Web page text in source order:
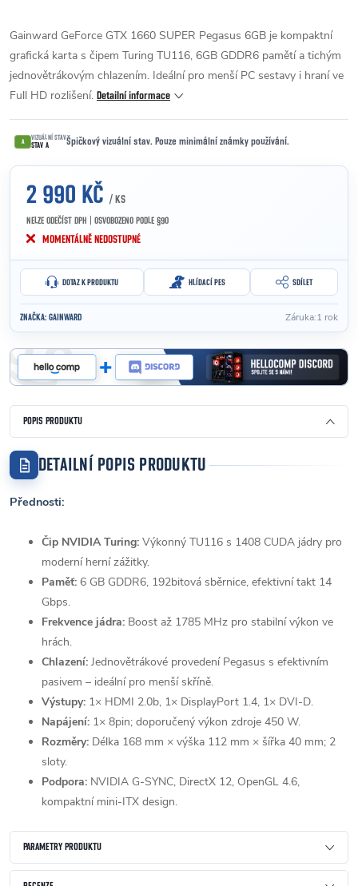
Gainward GeForce GTX 1660 SUPER Pegasus 6GB je kompaktní
grafická karta s čipem Turing TU116, 6GB GDDR6 pamětí a tichým
jednovětrákovým chlazením. Ideální pro menší PC sestavy i hraní ve
Full HD rozlišení. Detailní informace
A VIZUÁLNÍ STAV
STAV A Špičkový vizuální stav. Pouze minimální známky používání.
2 990 KČ / KS
NELZE ODEČÍST DPH | OSVOBOZENO PODLE §90
Měrná cena:
MOMENTÁLNĚ NEDOSTUPNÉ
DOTAZ K PRODUKTU HLÍDACÍ PES SDÍLET
ZNAČKA: GAINWARD Záruka:1 rok
POPIS PRODUKTU
DETAILNÍ POPIS PRODUKTU
Přednosti:
Čip NVIDIA Turing: Výkonný TU116 s 1408 CUDA jádry pro
moderní herní zážitky.
Paměť: 6 GB GDDR6, 192bitová sběrnice, efektivní takt 14
Gbps.
Frekvence jádra: Boost až 1785 MHz pro stabilní výkon ve
hrách.
Chlazení: Jednovětrákové provedení Pegasus s efektivním
pasivem – ideální pro menší skříně.
Výstupy: 1× HDMI 2.0b, 1× DisplayPort 1.4, 1× DVI-D.
Napájení: 1× 8pin; doporučený výkon zdroje 450 W.
Rozměry: Délka 168 mm × výška 112 mm × šířka 40 mm; 2
sloty.
Podpora: NVIDIA G-SYNC, DirectX 12, OpenGL 4.6,
kompaktní mini-ITX design.
PARAMETRY PRODUKTU